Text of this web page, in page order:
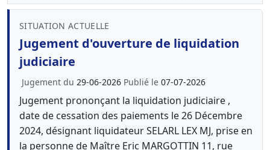
SITUATION ACTUELLE
Jugement d'ouverture de liquidation
judiciaire
Jugement du 29-06-2026 Publié le 07-07-2026
Jugement prononçant la liquidation judiciaire ,
date de cessation des paiements le 26 Décembre
2024, désignant liquidateur SELARL LEX MJ, prise en
la personne de Maître Eric MARGOTTIN 11, rue